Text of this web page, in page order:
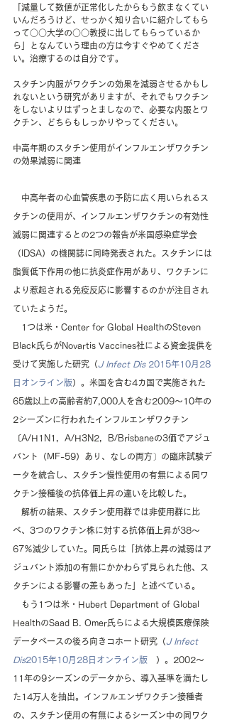
「減量して数値が正常化したからもう飲まなくてい
いんだろうけど、せっかく知り合いに紹介してもら
って○○大学の○○教授に出してもらっているか
ら」となんていう理由の方は今すぐやめてくださ
い。治療するのは自分です。
スタチン内服がワクチンの効果を減弱させるかもし
れないという研究がありますが、それでもワクチン
をしないよりはずっとましなので、必要な内服とワ
クチン、どちらもしっかりやってください。
中高年期のスタチン使用がインフルエンザワクチン
の効果減弱に関連
中高年者の心血管疾患の予防に広く用いられるス
タチンの使用が、インフルエンザワクチンの有効性
減弱に関連するとの2つの報告が米国感染症学会
（IDSA）の機関誌に同時発表された。スタチンには
脂質低下作用の他に抗炎症作用があり、ワクチンに
より惹起される免疫反応に影響するのかが注目され
ていたようだ。
1つは米・Center for Global HealthのSteven
Black氏らがNovartis Vaccines社による資金提供を
受けて実施した研究（J Infect Dis 2015年10月28
日オンライン版）。米国を含む4カ国で実施された
65歳以上の高齢者約7,000人を含む2009～10年の
2シーズンに行われたインフルエンザワクチン
〔A/H1N1，A/H3N2，B/Brisbaneの3価でアジュ
バント（MF-59）あり、なしの両方〕の臨床試験デ
ータを統合し、スタチン慢性使用の有無による同ワ
クチン接種後の抗体価上昇の違いを比較した。
解析の結果、スタチン使用群では非使用群に比
べ、3つのワクチン株に対する抗体価上昇が38～
67％減少していた。同氏らは「抗体上昇の減弱はア
ジュバント添加の有無にかかわらず見られた他、ス
タチンによる影響の差もあった」と述べている。
もう1つは米・Hubert Department of Global
HealthのSaad B. Omer氏らによる大規模医療保険
データベースの後ろ向きコホート研究（J Infect
Dis2015年10月28日オンライン版 ）。2002～
11年の9シーズンのデータから、導入基準を満たし
た14万人を抽出。インフルエンザワクチン接種者
の、スタチン使用の有無によるシーズン中の同ワク